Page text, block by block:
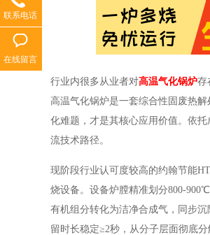
行业内很多从业者对高温气化锅炉存
高温气化锅炉是一套综合性固废热
化难题，才是其核心应用价值。依
流技术路径。
现阶段行业认可度较高的约翰节能
烧设备。设备炉膛精准划分800-
有机组分转化为洁净合成气，同步
留时长稳定≥2秒，从分子层面彻底
联系电话
在线留言